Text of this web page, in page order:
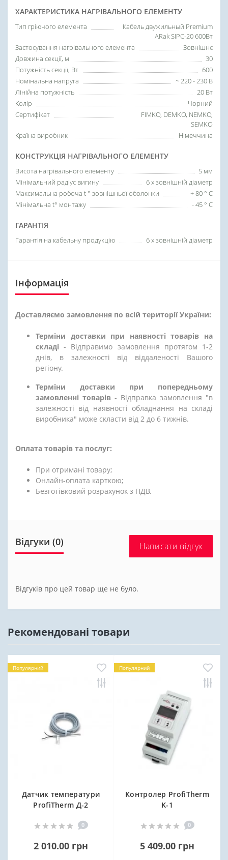
ХАРАКТЕРИСТИКА НАГРІВАЛЬНОГО ЕЛЕМЕНТУ
Тип гріючого елемента
Кабель двужильный Premium
ARak SIPC-20 600Вт
Застосування нагрівального елемента
Зовнішнє
Довжина секції, м
30
Потужність секції, Вт
600
Номінальна напруга
~ 220 - 230 В
Лінійна потужність
20 Вт
Колір
Чорний
Сертифікат
FIMKO, DEMKO, NEMKO,
SEMKO
Країна виробник
Німеччина
КОНСТРУКЦІЯ НАГРІВАЛЬНОГО ЕЛЕМЕНТУ
Висота нагрівального елементу
5 мм
Мінімальний радіус вигину
6 х зовнішній діаметр
Максимальна робоча t ° зовнішньої оболонки
+ 80 ° C
Мінімальна t° монтажу
- 45 ° C
ГАРАНТІЯ
Гарантія на кабельну продукцію 6 х зовнішній діаметр
Інформація
Доставляємо замовлення по всій території України:
Терміни доставки при наявності товарів на
складі - Відправимо замовлення протягом 1-2
днів, в залежності від віддаленості Вашого
регіону.
Терміни доставки при попередньому
замовленні товарів - Відправка замовлення "в
залежності від наявності обладнання на складі
виробника" може скласти від 2 до 6 тижнів.
Оплата товарів та послуг:
При отримані товару;
Онлайн-оплата карткою;
Безготівковий розрахунок з ПДВ.
Відгуки (0) Написати відгук
Відгуків про цей товар ще не було.
Рекомендовані товари
Популярний
Датчик температури
ProfiTherm Д-2
0
2 010.00 грн
Популярний
Контролер ProfiTherm
K-1
0
5 409.00 грн